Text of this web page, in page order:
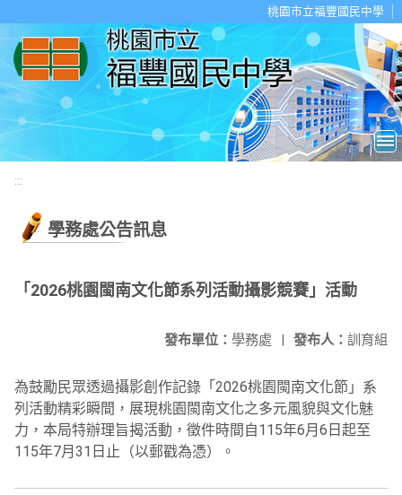
桃園市立福豐國民中學
:::
學務處公告訊息
「2026桃園閩南文化節系列活動攝影競賽」活動
發布人： 訓育組
發布單位： 學務處 |
為鼓勵民眾透過攝影創作記錄「2026桃園閩南文化節」系
列活動精彩瞬間，展現桃園閩南文化之多元風貌與文化魅
力，本局特辦理旨揭活動，徵件時間自115年6月6日起至
115年7月31日止（以郵戳為憑）。